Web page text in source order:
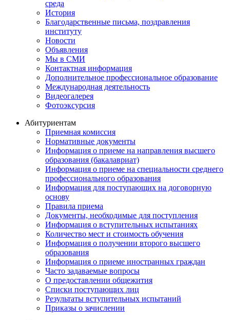
среда
История
Благодарственные письма, поздравления
институту
Новости
Объявления
Мы в СМИ
Контактная информация
Дополнительное профессиональное образование
Международная деятельность
Видеогалерея
Фотоэксурсия
Абитуриентам
Приемная комиссия
Нормативные документы
Информация о приеме на направления высшего
образования (бакалавриат)
Информация о приеме на специальности среднего
профессионального образования
Информация для поступающих на договорную
основу
Правила приема
Документы, необходимые для поступления
Информация о вступительных испытаниях
Количество мест и стоимость обучения
Информация о получении второго высшего
образования
Информация о приеме иностранных граждан
Часто задаваемые вопросы
О предоставлении общежития
Списки поступающих лиц
Результаты вступительных испытаний
Приказы о зачислении